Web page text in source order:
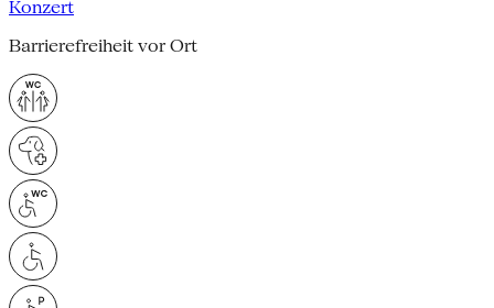
Konzert
Barrierefreiheit vor Ort